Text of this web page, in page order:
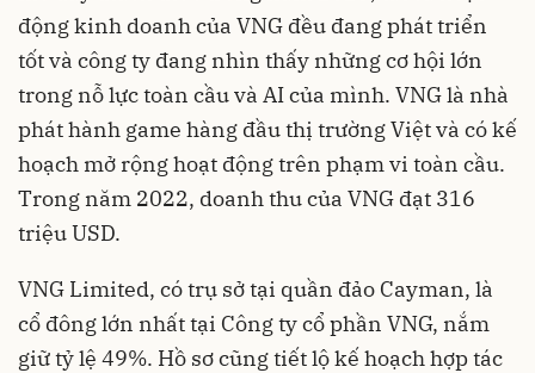
động kinh doanh của VNG đều đang phát triển
tốt và công ty đang nhìn thấy những cơ hội lớn
trong nỗ lực toàn cầu và AI của mình. VNG là nhà
phát hành game hàng đầu thị trường Việt và có kế
hoạch mở rộng hoạt động trên phạm vi toàn cầu.
Trong năm 2022, doanh thu của VNG đạt 316
triệu USD.
VNG Limited, có trụ sở tại quần đảo Cayman, là
cổ đông lớn nhất tại Công ty cổ phần VNG, nắm
giữ tỷ lệ 49%. Hồ sơ cũng tiết lộ kế hoạch hợp tác